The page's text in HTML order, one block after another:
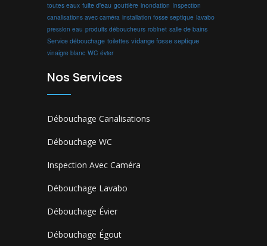
toutes eaux fuite d'eau gouttière inondation Inspection
canalisations avec caméra installation fosse septique lavabo
pression eau produits déboucheurs robinet salle de bains
Service débouchage toilettes vidange fosse septique
vinaigre blanc WC évier
Nos Services
Débouchage Canalisations
Débouchage WC
Inspection Avec Caméra
Débouchage Lavabo
Débouchage Évier
Débouchage Égout